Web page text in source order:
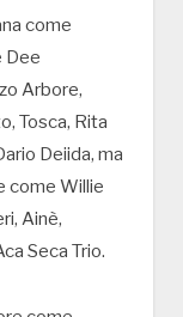
come
Dee
Arbore,
Tosca, Rita
Deiida, ma
come Willie
Ainè,
Seca Trio.